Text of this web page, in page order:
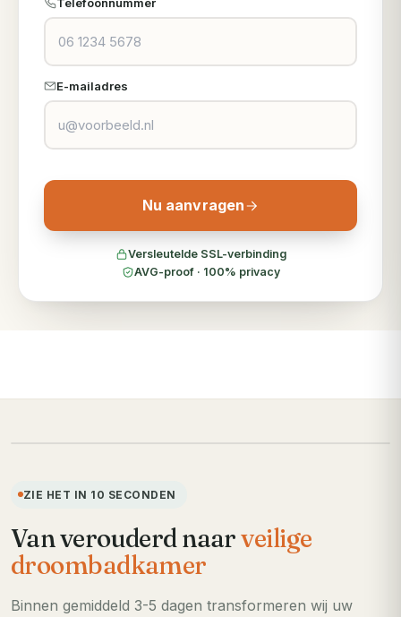
E-mailadres
Nu aanvragen
Versleutelde SSL-verbinding
AVG-proof · 100% privacy
ZIE HET IN 10 SECONDEN
Van verouderd naarveilige
droombadkamer
Binnen gemiddeld 3-5 dagen transformeren wij uw